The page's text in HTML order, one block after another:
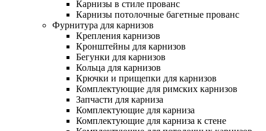
Карнизы в стиле прованс
Карнизы потолочные багетные прованс
Фурнитура для карнизов
Крепления карнизов
Кронштейны для карнизов
Бегунки для карнизов
Кольца для карнизов
Крючки и прищепки для карнизов
Комплектующие для римских карнизов
Запчасти для карниза
Комплектующие для карниза
Комплектующие для карниза к стене